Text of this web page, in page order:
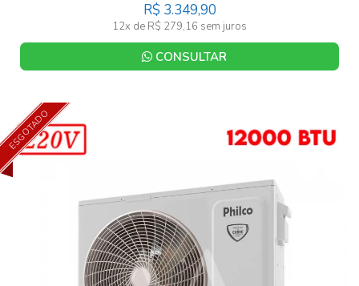
R$ 3.349,90
12x de R$ 279,16 sem juros
CONSULTAR
ESGOTADO